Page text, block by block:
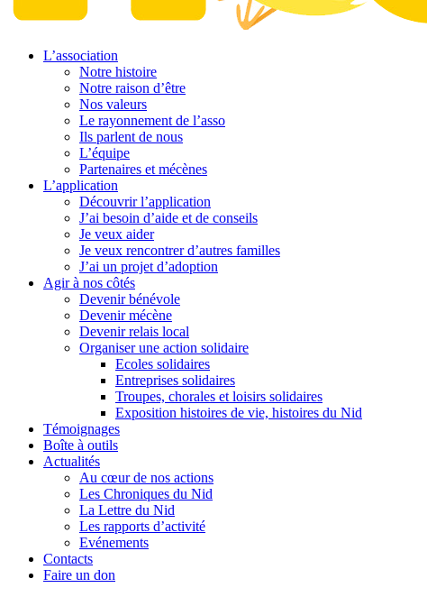
L’association
Notre histoire
Notre raison d’être
Nos valeurs
Le rayonnement de l’asso
Ils parlent de nous
L’équipe
Partenaires et mécènes
L’application
Découvrir l’application
J’ai besoin d’aide et de conseils
Je veux aider
Je veux rencontrer d’autres familles
J’ai un projet d’adoption
Agir à nos côtés
Devenir bénévole
Devenir mécène
Devenir relais local
Organiser une action solidaire
Ecoles solidaires
Entreprises solidaires
Troupes, chorales et loisirs solidaires
Exposition histoires de vie, histoires du Nid
Témoignages
Boîte à outils
Actualités
Au cœur de nos actions
Les Chroniques du Nid
La Lettre du Nid
Les rapports d’activité
Evénements
Contacts
Faire un don